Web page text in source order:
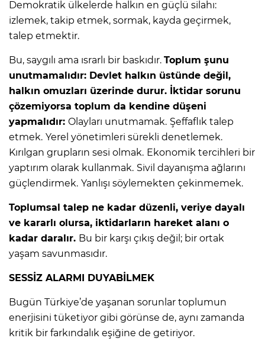
Demokratik ülkelerde halkın en güçlü silahı:
izlemek, takip etmek, sormak, kayda geçirmek,
talep etmektir.
Bu, saygılı ama ısrarlı bir baskıdır. Toplum şunu
unutmamalıdır: Devlet halkın üstünde değil,
halkın omuzları üzerinde durur. İktidar sorunu
çözemiyorsa toplum da kendine düşeni
yapmalıdır: Olayları unutmamak. Şeffaflık talep
etmek. Yerel yönetimleri sürekli denetlemek.
Kırılgan grupların sesi olmak. Ekonomik tercihleri bir
yaptırım olarak kullanmak. Sivil dayanışma ağlarını
güçlendirmek. Yanlışı söylemekten çekinmemek.
Toplumsal talep ne kadar düzenli, veriye dayalı
ve kararlı olursa, iktidarların hareket alanı o
kadar daralır. Bu bir karşı çıkış değil; bir ortak
yaşam savunmasıdır.
SESSİZ ALARMI DUYABİLMEK
Bugün Türkiye’de yaşanan sorunlar toplumun
enerjisini tüketiyor gibi görünse de, aynı zamanda
kritik bir farkındalık eşiğine de getiriyor.